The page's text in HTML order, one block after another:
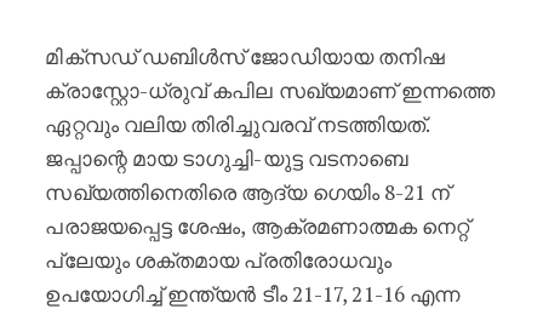
മിക്സഡ് ഡബിൾസ് ജോഡിയായ തനിഷ
ക്രാസ്റ്റോ-ധ്രുവ് കപില സഖ്യമാണ് ഇന്നത്തെ
ഏറ്റവും വലിയ തിരിച്ചുവരവ് നടത്തിയത്.
ജപ്പാന്റെ മായ ടാഗുച്ചി-യുട്ട വടനാബെ
സഖ്യത്തിനെതിരെ ആദ്യ ഗെയിം 8-21 ന്
പരാജയപ്പെട്ട ശേഷം, ആക്രമണാത്മക നെറ്റ്
പ്ലേയും ശക്തമായ പ്രതിരോധവും
ഉപയോഗിച്ച് ഇന്ത്യൻ ടീം 21-17, 21-16 എന്ന